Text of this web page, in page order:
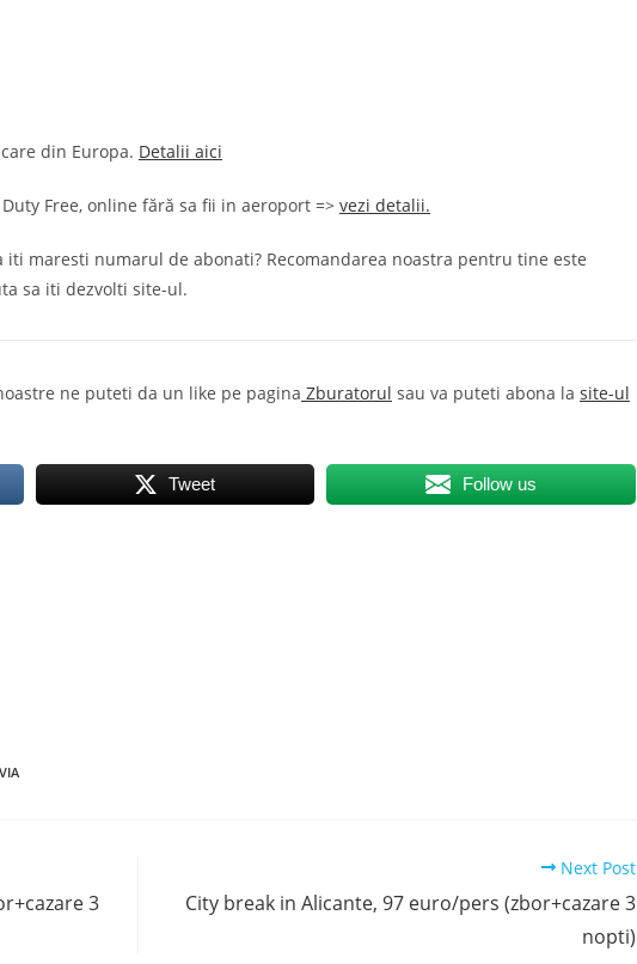
din Europa. Detalii aici
Free, online fără sa fii in aeroport => vezi detalii.
maresti numarul de abonati? Recomandarea noastra pentru tine este
sa iti dezvolti site-ul.
ne puteti da un like pe pagina Zburatorul sau va puteti abona la site-ul
Tweet Follow us
3
Next Post
City break in Alicante, 97 euro/pers (zbor+cazare 3
nopti)